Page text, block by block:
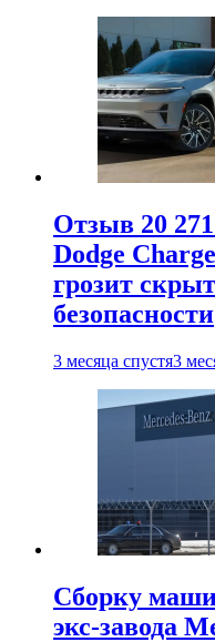
Отзыв 20
Dodge
грозит
безопасности
3 месяца спустя3
Сборку
экс-завода